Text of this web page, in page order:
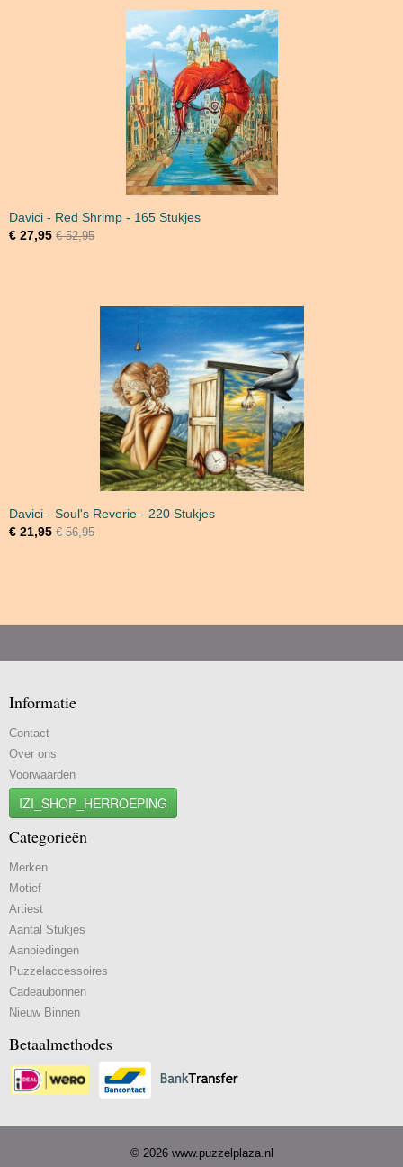
Davici - Red Shrimp - 165 Stukjes
€ 27,95 € 52,95
Davici - Soul's Reverie - 220 Stukjes
€ 21,95 € 56,95
Informatie
Contact
Over ons
Voorwaarden
IZI_SHOP_HERROEPING
Categorieën
Merken
Motief
Artiest
Aantal Stukjes
Aanbiedingen
Puzzelaccessoires
Cadeaubonnen
Nieuw Binnen
Betaalmethodes
© 2026 www.puzzelplaza.nl